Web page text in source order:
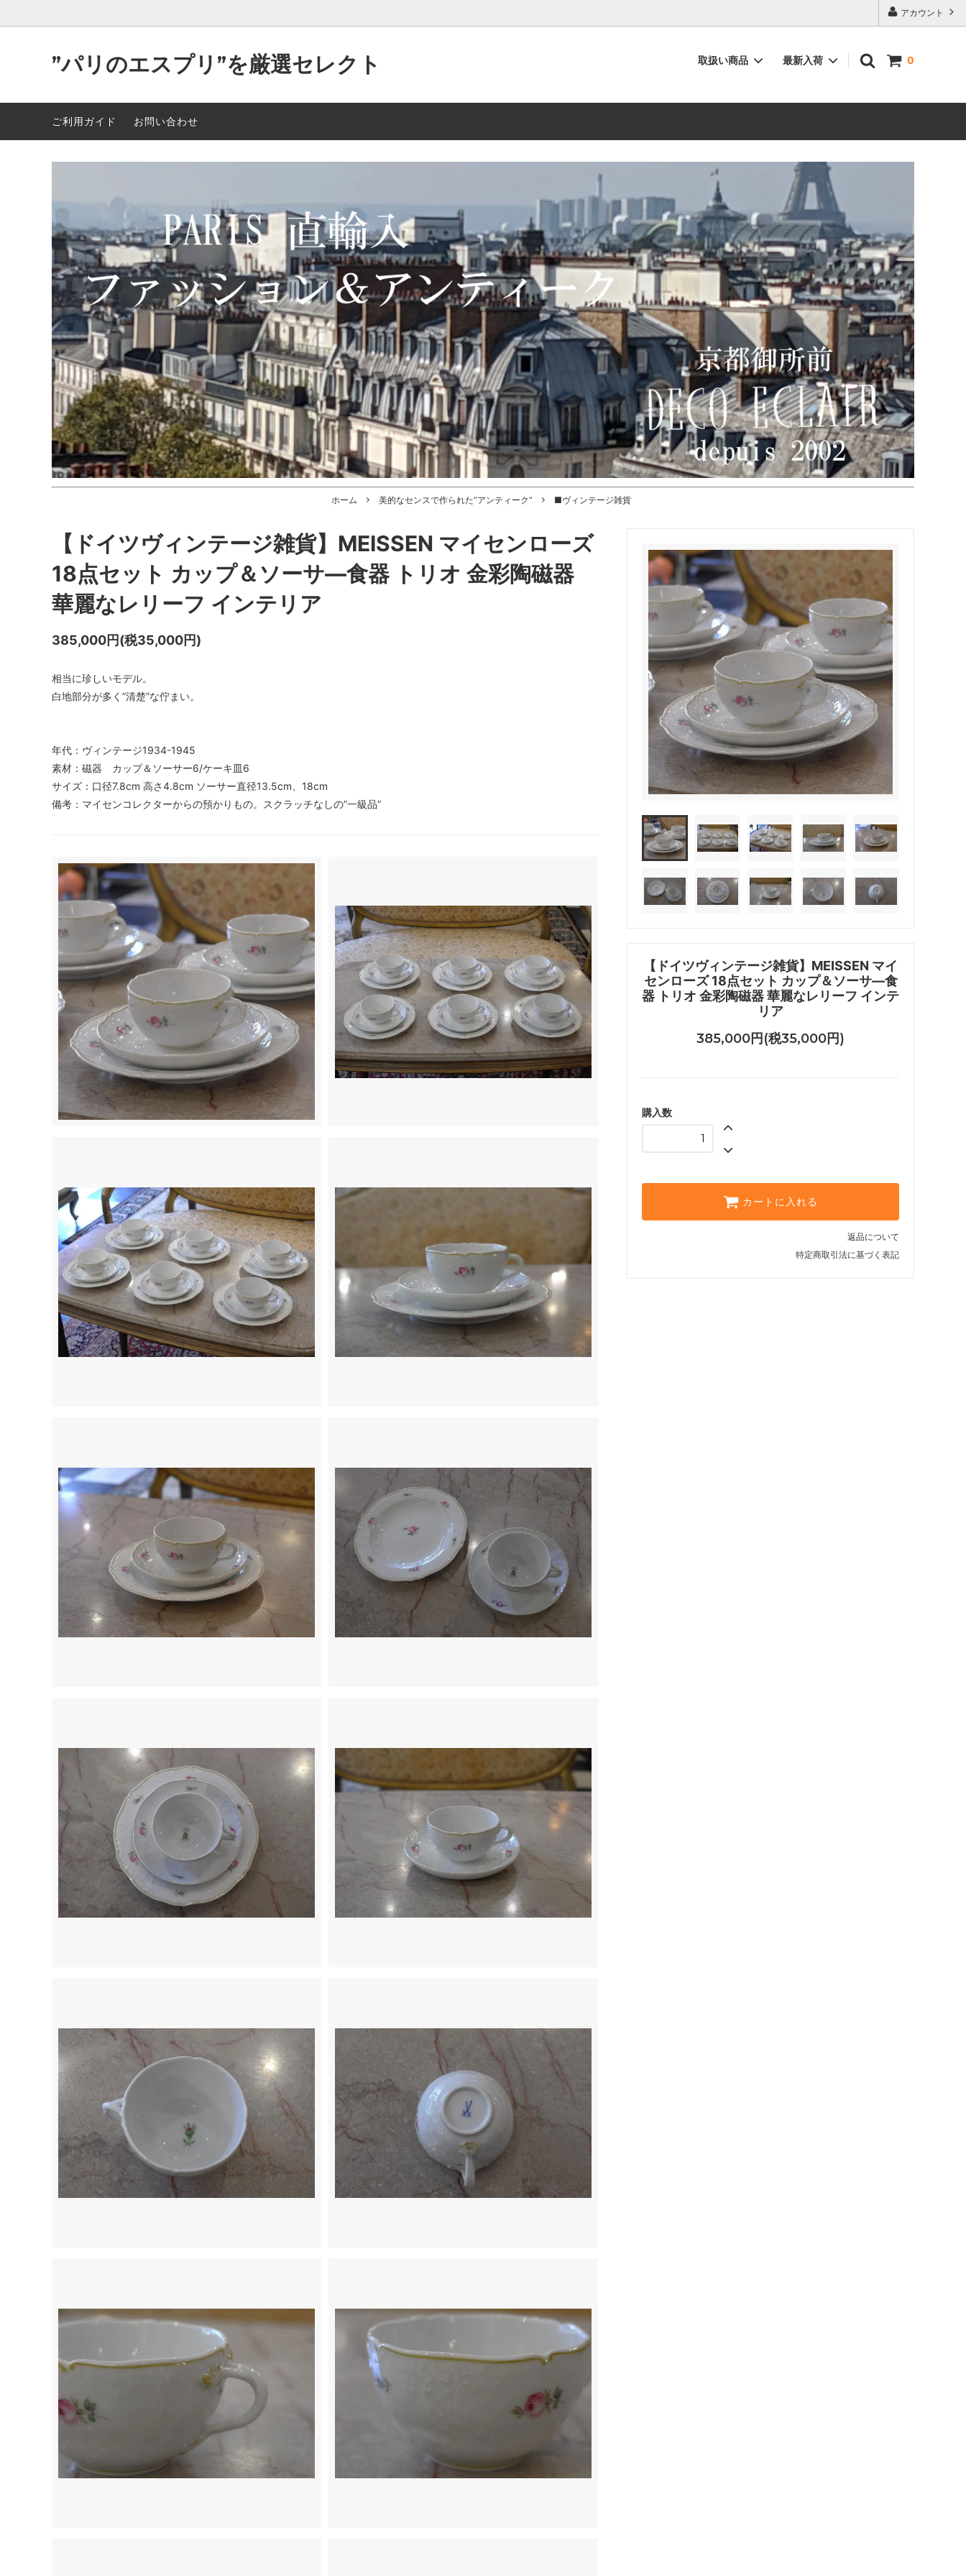
アカウント
”パリのエスプリ”を厳選セレクト 0
取扱い商品 最新入荷
ご利用ガイド
お問い合わせ
ホーム 美的なセンスで作られた”アンティーク” ■ヴィンテージ雑貨
【ドイツヴィンテージ雑貨】MEISSEN マイ
センローズ 18点セット カップ＆ソーサ―食
器 トリオ 金彩陶磁器 華麗なレリーフ インテ
リア
385,000円(税35,000円)
購入数
カートに入れる
返品について
特定商取引法に基づく表記
【ドイツヴィンテージ雑貨】MEISSEN マイセンローズ
18点セット カップ＆ソーサ―食器 トリオ 金彩陶磁器
華麗なレリーフ インテリア
385,000円(税35,000円)
相当に珍しいモデル。
白地部分が多く”清楚”な佇まい。
年代：ヴィンテージ1934-1945
素材：磁器 カップ＆ソーサー6/ケーキ皿6
サイズ：口径7.8cm 高さ4.8cm ソーサー直径13.5cm、18cm
備考：マイセンコレクターからの預かりもの。スクラッチなしの”一級品”